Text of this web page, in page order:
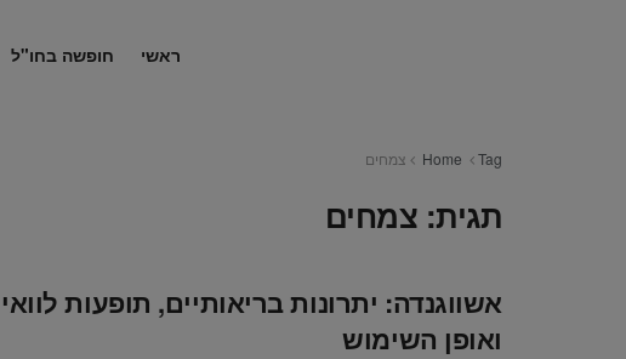
ראשי חופשה בחו"ל
Home Tag צמחים
תגית: צמחים
אשווגנדה: יתרונות בריאותיים, תופעות לוואי
ואופן השימוש